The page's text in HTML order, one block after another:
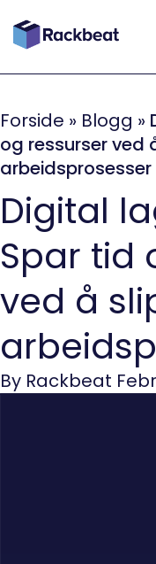
Forside » Blogg »
og ressurser ved
arbeidsprosesser
Digital
Spar tid
ved å
By Rackbeat